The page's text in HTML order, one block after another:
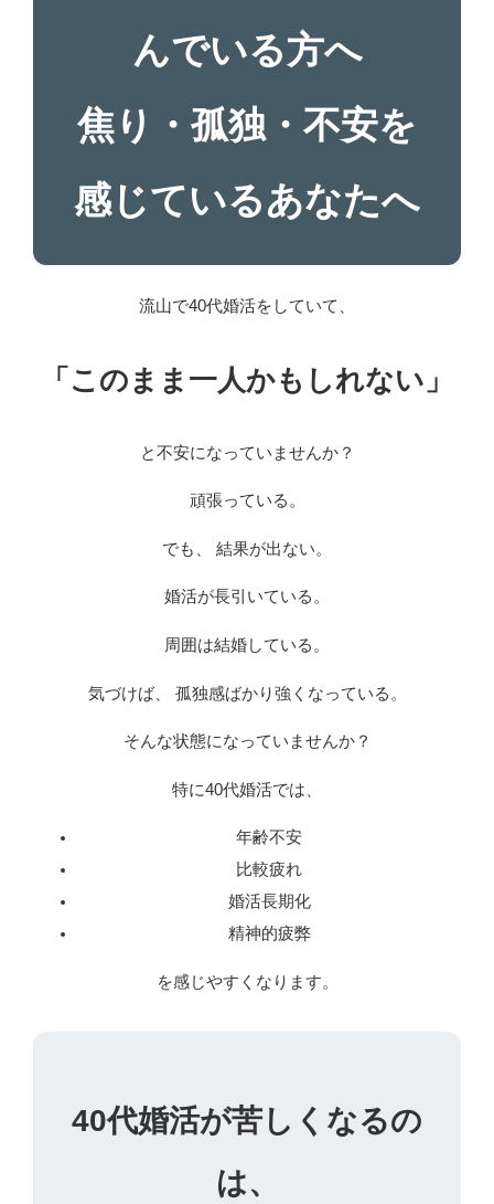
んでいる方へ
焦り・孤独・不安を
感じているあなたへ
流山で40代婚活をしていて、
「このまま一人かもしれない」
と不安になっていませんか？
頑張っている。
でも、 結果が出ない。
婚活が長引いている。
周囲は結婚している。
気づけば、 孤独感ばかり強くなっている。
そんな状態になっていませんか？
特に40代婚活では、
年齢不安
比較疲れ
婚活長期化
精神的疲弊
を感じやすくなります。
40代婚活が苦しくなるの
は、